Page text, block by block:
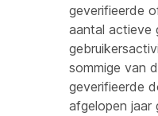
geverifieerde
aantal actieve
sommige van
geverifieerde
afgelopen jaar